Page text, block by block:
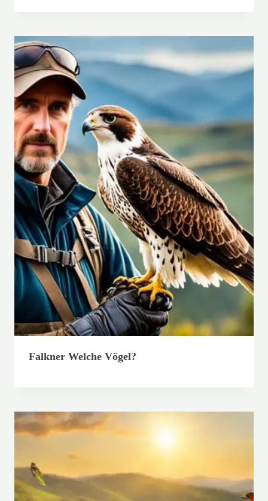
Falkner Welche Vögel?